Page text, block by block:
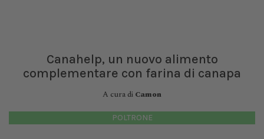
Canahelp, un nuovo alimento
complementare con farina di canapa
A cura di Camon
POLTRONE